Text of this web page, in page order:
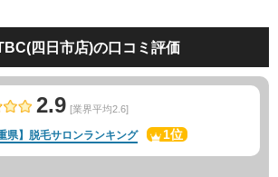
四日市店)の口コミ評価
2.9 [業界平均2.6]
県】脱毛サロンランキング 1位